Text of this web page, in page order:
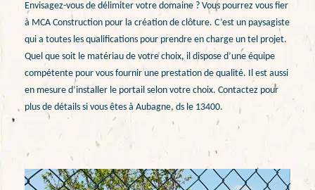
Envisagez-vous de délimiter votre domaine ? Vous pourrez vous fier
à MCA Construction pour la création de clôture. C’est un paysagiste
qui a toutes les qualifications pour prendre en charge un tel projet.
Quel que soit le matériau de votre choix, il dispose d’une équipe
compétente pour vous fournir une prestation de qualité. Il est aussi
en mesure d’installer le portail selon votre choix. Contactez pour
plus de détails si vous êtes à Aubagne, ds le 13400.